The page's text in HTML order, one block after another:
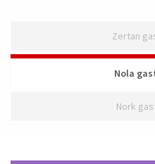
Zertan
Nola
Nork
Nola gastatzen